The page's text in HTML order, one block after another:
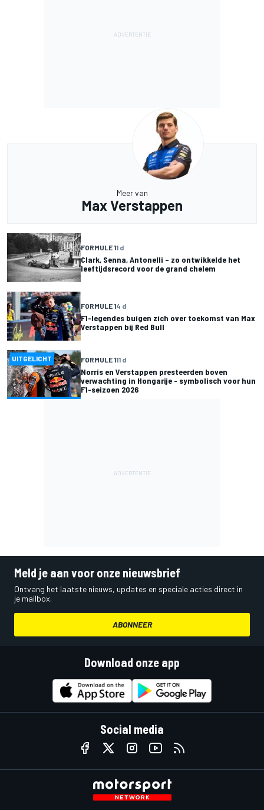
Meer van
Max Verstappen
FORMULE 11 d
Clark, Senna, Antonelli – zo ontwikkelde het
leeftijdsrecord voor de grand chelem
FORMULE 14 d
F1-legendes buigen zich over toekomst van Max
Verstappen bij Red Bull
UITGELICHT FORMULE 111 d
Norris en Verstappen presteerden boven
verwachting in Hongarije - symbolisch voor hun
F1-seizoen 2026
Meld je aan voor onze nieuwsbrief
Ontvang het laatste nieuws, updates en speciale acties direct in
je mailbox.
ABONNEER
Download onze app
Social media